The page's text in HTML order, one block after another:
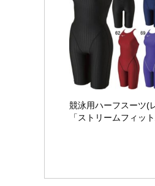
競泳用ハーフスーツ(
「ストリームフィッ